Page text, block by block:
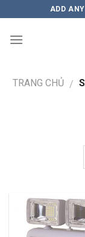
to
content
ADD
TRANG CHỦ /